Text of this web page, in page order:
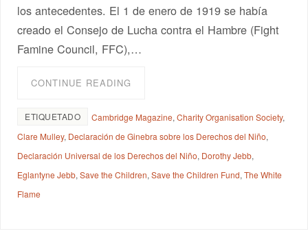
los antecedentes. El 1 de enero de 1919 se había
creado el Consejo de Lucha contra el Hambre (Fight
Famine Council, FFC),…
CONTINUE READING
ETIQUETADO Cambridge Magazine,Charity Organisation Society,
Clare Mulley, Declaración de Ginebra sobre los Derechos del Niño,
Declaración Universal de los Derechos del Niño, Dorothy Jebb,
Eglantyne Jebb,Save the Children,Save the Children Fund,The White
Flame